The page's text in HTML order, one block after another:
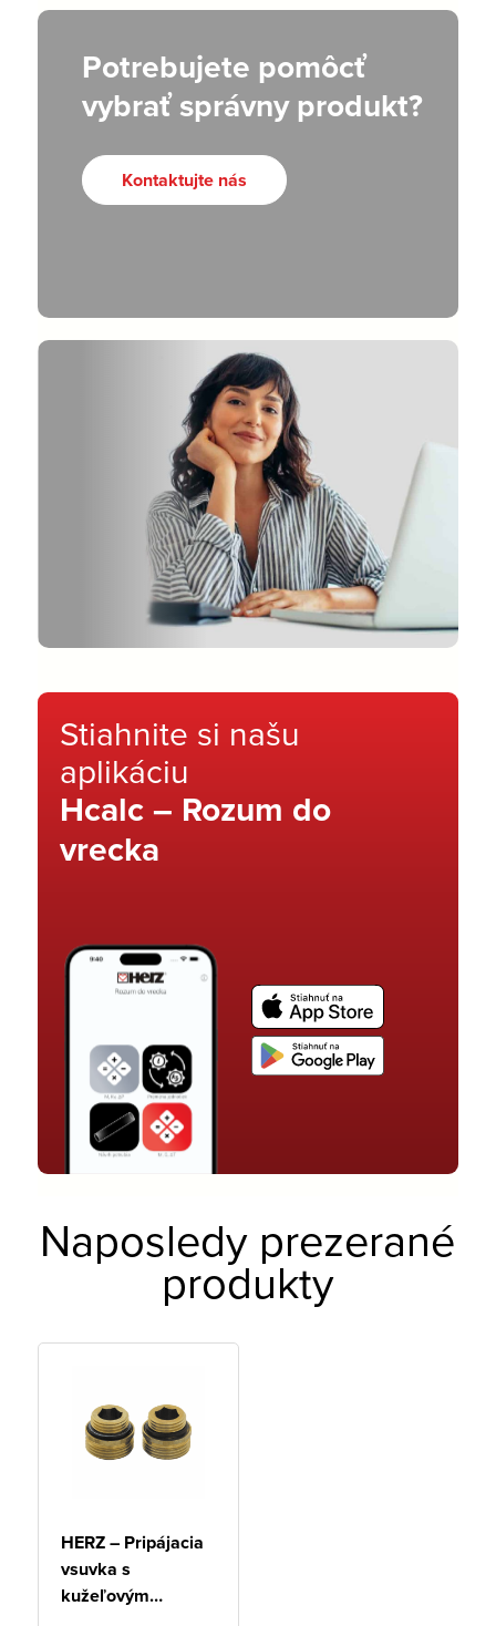
Potrebujete pomôcť
vybrať správny produkt?
Kontaktujte nás
Stiahnite si našu
aplikáciu
Hcalc – Rozum do
vrecka
Naposledy prezerané
produkty
HERZ – Pripájacia
vsuvka s
kužeľovým